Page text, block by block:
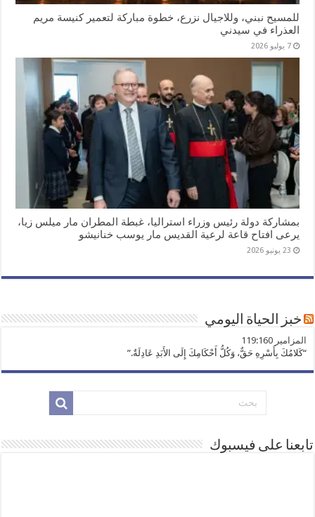
للمسيح نبني، وللاجيال نزرع، خطوة مباركة لتعمير كنيسة مريم
العذراء في سيدني
7 يوليو 2026
بمشاركة دولة رئيس وزراء استراليا، غبطة المطران مار ميلس زيا،
يرعى افتاح قاعة لرعية القديس مار يوسب خنانيشو
23 يونيو 2026
خبز الحياة اليومي
ﺍﻟﻤﺰﺍﻣﻴﺮ 119:160
“كَلامُكَ بِأَسْرِهِ حَقٌّ، وَكُلُّ أَحْكَامِكَ إِلَى الأَبَدِ عَادِلَةٌ.”
تابعنا على فيسبوك